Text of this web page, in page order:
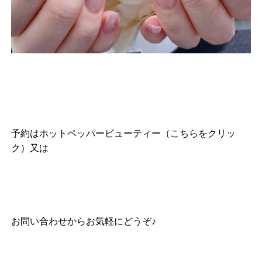
予約はホットペッパービューティー（こちらをクリッ
ク）
又は
お問い合わせからお気軽にどうぞ♪